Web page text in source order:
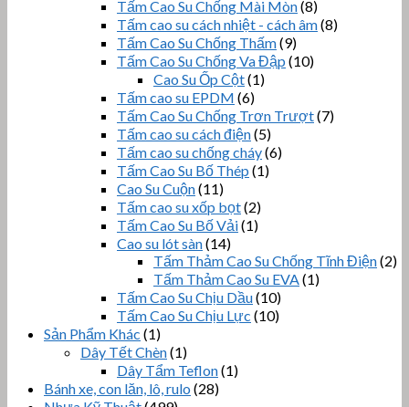
Tấm Cao Su Chống Mài Mòn(8)
Tấm cao su cách nhiệt - cách âm(8)
Tấm Cao Su Chống Thấm(9)
Tấm Cao Su Chống Va Đập (10)
Cao Su Ốp Cột(1)
Tấm cao su EPDM (6)
Tấm Cao Su Chống Trơn Trượt(7)
Tấm cao su cách điện(5)
Tấm cao su chống cháy(6)
Tấm Cao Su Bố Thép (1)
Cao Su Cuộn(11)
Tấm cao su xốp bọt(2)
Tấm Cao Su Bố Vải(1)
Cao su lót sàn(14)
Tấm Thảm Cao Su Chống Tĩnh Điện(2)
Tấm Thảm Cao Su EVA(1)
Tấm Cao Su Chịu Dầu(10)
Tấm Cao Su Chịu Lực (10)
Sản Phẩm Khác (1)
Dây Tết Chèn(1)
Dây Tẩm Teflon(1)
Bánh xe, con lăn, lô, rulo (28)